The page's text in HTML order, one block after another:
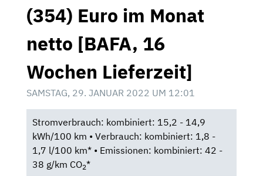
(354) Euro im Monat
netto [BAFA, 16
Wochen Lieferzeit]
SAMSTAG, 29. JANUAR 2022 UM 12:01
Stromverbrauch: kombiniert: 15,2 - 14,9
kWh/100 km • Verbrauch: kombiniert: 1,8 -
1,7 l/100 km* • Emissionen: kombiniert: 42 -
38 g/km CO2*